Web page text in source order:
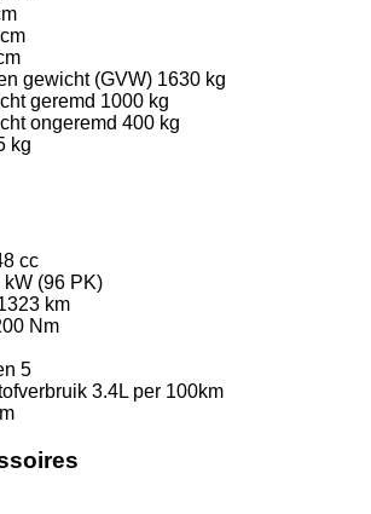
gewicht (GVW) 1630 kg
geremd 1000 kg
ongeremd 400 kg
kg
cc
kW (96 PK)
km
Nm
5
3.4L per 100km